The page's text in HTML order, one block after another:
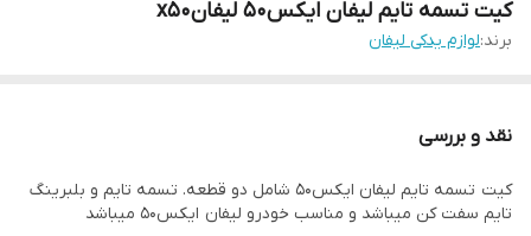
کیت تسمه تایم لیفان ایکس۵۰ لیفانx50
برند:لوازم یدکی لیفان
نقد و بررسی
کیت تسمه تایم لیفان ایکس۵۰ شامل دو قطعه. تسمه تایم و بلبرینگ
تایم سفت کن میباشد و مناسب خودرو لیفان ایکس۵۰ میباشد